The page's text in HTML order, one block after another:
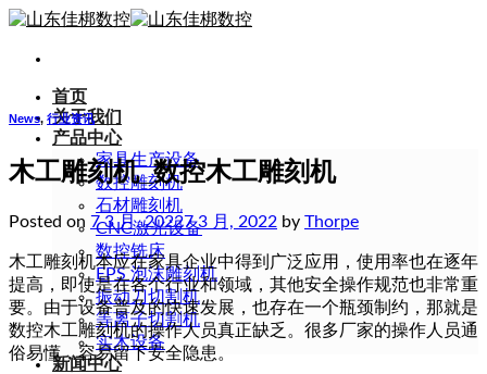
Skip
content
首页
关于我们
产品中心
家具生产设备
数控雕刻机
石材雕刻机
CNC激光设备
数控铣床
EPS 泡沫雕刻机
振动刀切割机
等离子切割机
实木设备
新闻中心
News, 行业资讯
木工雕刻机_数控木工雕刻机
Posted on 7 3 月, 20227 3 月, 2022 by Thorpe
木工雕刻机本应在家具企业中得到广泛应用，使用率也在逐年
提高，即使是在各个行业和领域，其他安全操作规范也非常重
要。由于设备普及的快速发展，也存在一个瓶颈制约，那就是
数控木工雕刻机的操作人员真正缺乏。很多厂家的操作人员通
俗易懂，容易留下安全隐患。